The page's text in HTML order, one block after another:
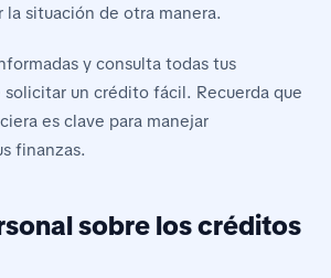
la situación de otra manera.
y consulta todas tus
un crédito fácil. Recuerda que
es clave para manejar
finanzas.
sobre los créditos